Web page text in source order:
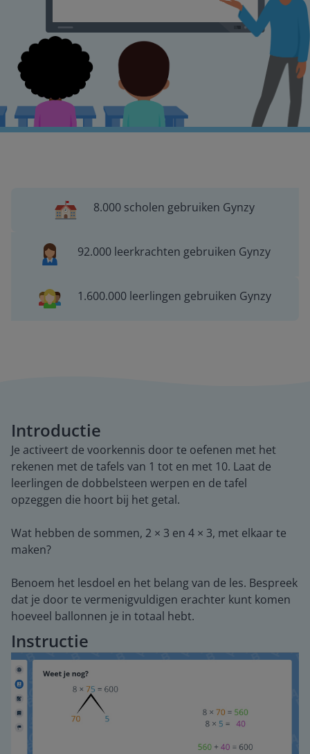
8.000 scholen gebruiken Gynzy
92.000 leerkrachten gebruiken Gynzy
1.600.000 leerlingen gebruiken Gynzy
Introductie
Je activeert de voorkennis door te oefenen met het
rekenen met de tafels van 1 tot en met 10. Laat de
leerlingen de dobbelsteen werpen en de tafel
opzeggen die hoort bij het getal.
Wat hebben de sommen, 2 × 3 en 4 × 3, met elkaar te
maken?
Benoem het lesdoel en het belang van de les. Bespreek
dat je door te vermenigvuldigen erachter kunt komen
hoeveel ballonnen je in totaal hebt.
Instructie